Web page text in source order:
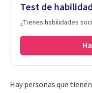
Test de
¿Tienes habilidades
Hay personas que